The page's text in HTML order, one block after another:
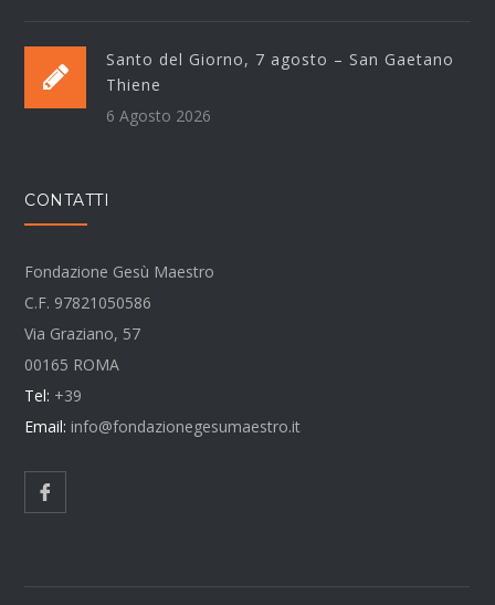
Santo del Giorno, 7 agosto – San Gaetano
Thiene
6 Agosto 2026
CONTATTI
Fondazione Gesù Maestro
C.F. 97821050586
Via Graziano, 57
00165 ROMA
Tel: +39
Email: info@fondazionegesumaestro.it